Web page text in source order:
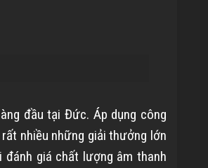
đầu tại Đức. Áp dụng công
nhiều những giải thưởng lớn
giá chất lượng âm thanh